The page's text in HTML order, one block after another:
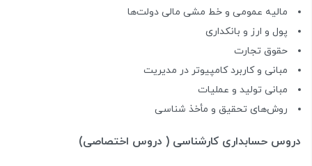
مالیه عمومی و خط مشی مالی دولت‌ها
پول و ارز و بانکداری
حقوق تجارت
مبانی و کاربرد کامپیوتر در مدیریت
مبانی تولید و عملیات
روش‌های تحقیق و مأخذ شناسی
دروس حسابداری کارشناسی ( دروس اختصاصی)